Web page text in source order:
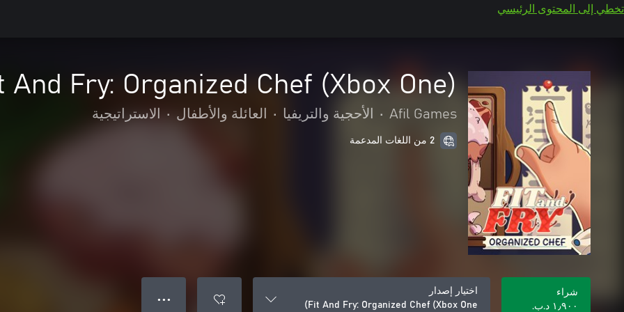
تخطي إلى المحتوى الرئيسي
And Fry: Organized Chef (Xbox One)
Afil Games
• الأحجية والتريفيا • العائلة والأطفال • الاستراتيجية
2 من اللغات المدعمة
شراء
١٫٩٠٠ د.ب.‏
اختيار إصدار
Fit And Fry: Organized Chef (Xbox One)
● ● ●